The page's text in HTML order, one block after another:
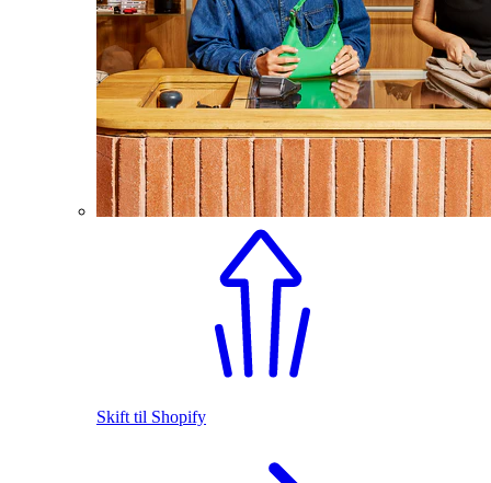
Skift til Shopify